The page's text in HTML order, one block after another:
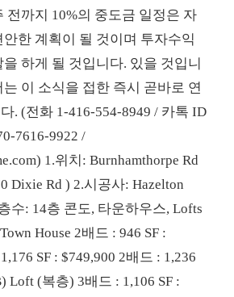
전까지 10%의 중도금 일정은 자
한 계획이 될 것이며 투자수익
하게 될 것입니다. 있을 것입니
이 소식을 접한 즉시 곧바로 연
. (전화 1-416-554-8949 / 카톡 ID
7616-9922 /
1.위치: Burnhamthorpe Rd
Dixie Rd ) 2.시공사: Hazelton
수: 14층 콘도, 타운하우스, Lofts
House 2배드 : 946 SF :
SF : $749,900 2배드 : 1,236
Loft (복층) 3배드 : 1,106 SF :